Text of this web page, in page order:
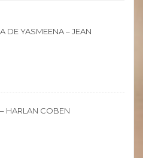
DE YASMEENA – JEAN
HARLAN COBEN